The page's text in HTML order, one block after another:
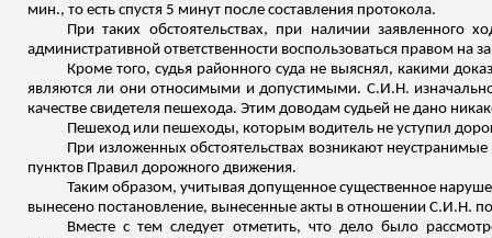
мин., то есть спустя 5 минут после составления протокола.
При таких обстоятельствах, при наличии заявленного
административной ответственности воспользоваться правом на
Кроме того, судья районного суда не выяснял, какими
являются ли они относимыми и допустимыми. С.И.Н.
качестве свидетеля пешехода. Этим доводам судьей не дано
Пешеход или пешеходы, которым водитель не уступил
При изложенных обстоятельствах возникают
пунктов Правил дорожного движения.
Таким образом, учитывая допущенное существенное
вынесено постановление, вынесенные акты в отношении С.И.Н.
Вместе с тем следует отметить, что дело было